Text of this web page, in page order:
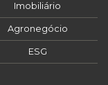
Imobiliário
Agronegócio
ESG